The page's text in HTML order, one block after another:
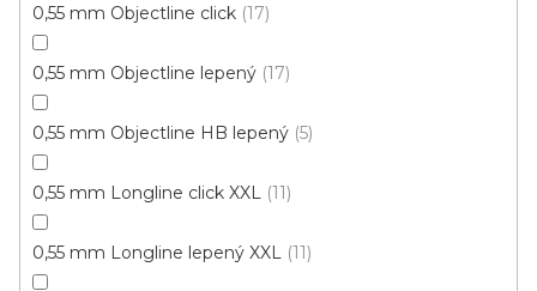
0,55 mm Objectline click 17
0,55 mm Objectline lepený 17
0,55 mm Objectline HB lepený 5
0,55 mm Longline click XXL 11
0,55 mm Longline lepený XXL 11